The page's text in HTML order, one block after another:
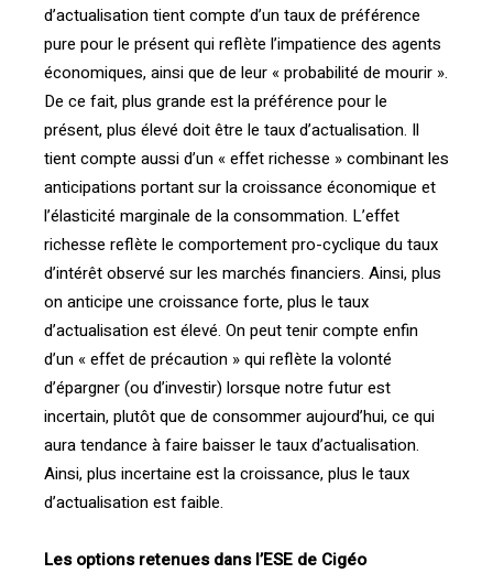
d’actualisation tient compte d’un taux de préférence
pure pour le présent qui reflète l’impatience des agents
économiques, ainsi que de leur « probabilité de mourir ».
De ce fait, plus grande est la préférence pour le
présent, plus élevé doit être le taux d’actualisation. Il
tient compte aussi d’un « effet richesse » combinant les
anticipations portant sur la croissance économique et
l’élasticité marginale de la consommation. L’effet
richesse reflète le comportement pro-cyclique du taux
d’intérêt observé sur les marchés financiers. Ainsi, plus
on anticipe une croissance forte, plus le taux
d’actualisation est élevé. On peut tenir compte enfin
d’un « effet de précaution » qui reflète la volonté
d’épargner (ou d’investir) lorsque notre futur est
incertain, plutôt que de consommer aujourd’hui, ce qui
aura tendance à faire baisser le taux d’actualisation.
Ainsi, plus incertaine est la croissance, plus le taux
d’actualisation est faible.
Les options retenues dans l’ESE de Cigéo